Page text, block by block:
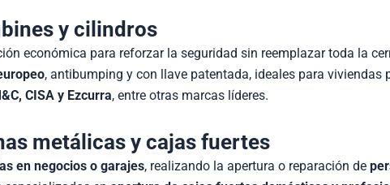
y cilindros
económica para reforzar la seguridad sin reemplazar toda la
, antibumping y con llave patentada, ideales para viviendas
CISA y Ezcurra, entre otras marcas líderes.
metálicas y cajas fuertes
en negocios o garajes, realizando la apertura o reparación de